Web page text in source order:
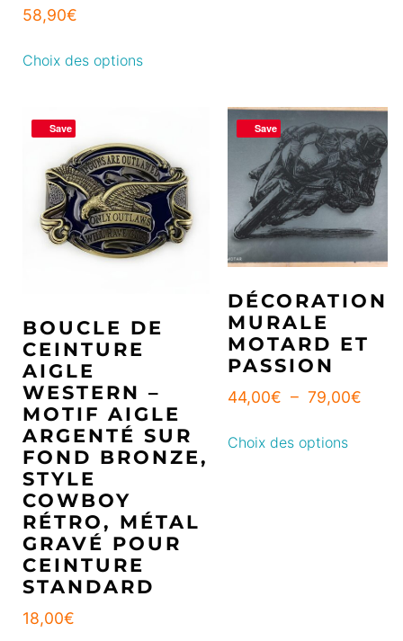
58,90€
Choix des options
Save
BOUCLE DE
CEINTURE
AIGLE
WESTERN –
MOTIF AIGLE
ARGENTÉ SUR
FOND BRONZE,
STYLE
COWBOY
RÉTRO, MÉTAL
GRAVÉ POUR
CEINTURE
STANDARD
18,00€
Save
DÉCORATION
MURALE
MOTARD ET
PASSION
44,00€ – 79,00€
Choix des options